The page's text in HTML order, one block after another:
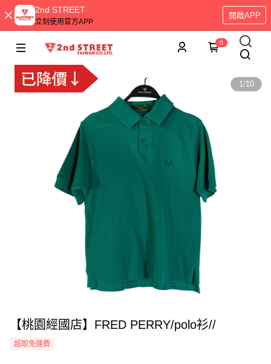
2nd STREET
立刻使用官方APP
開啟APP
0
1/10
【桃園經國店】FRED PERRY/polo衫//
超取免運費